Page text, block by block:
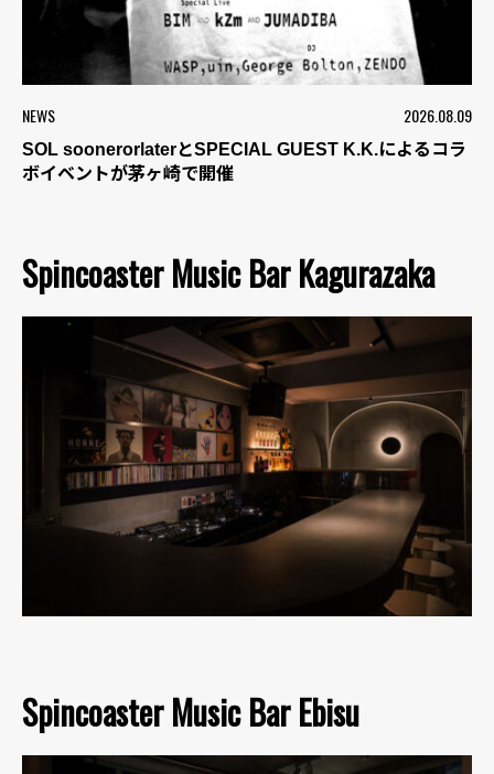
NEWS 2026.08.09
SOL soonerorlaterとSPECIAL GUEST K.K.によるコラ
ボイベントが茅ヶ崎で開催
Spincoaster Music Bar Kagurazaka
Spincoaster Music Bar Ebisu